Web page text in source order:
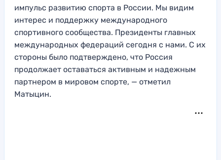
импульс развитию спорта в России. Мы видим
интерес и поддержку международного
спортивного сообщества. Президенты главных
международных федераций сегодня с нами. С их
стороны было подтверждено, что Россия
продолжает оставаться активным и надежным
партнером в мировом спорте, — отметил
Матыцин.